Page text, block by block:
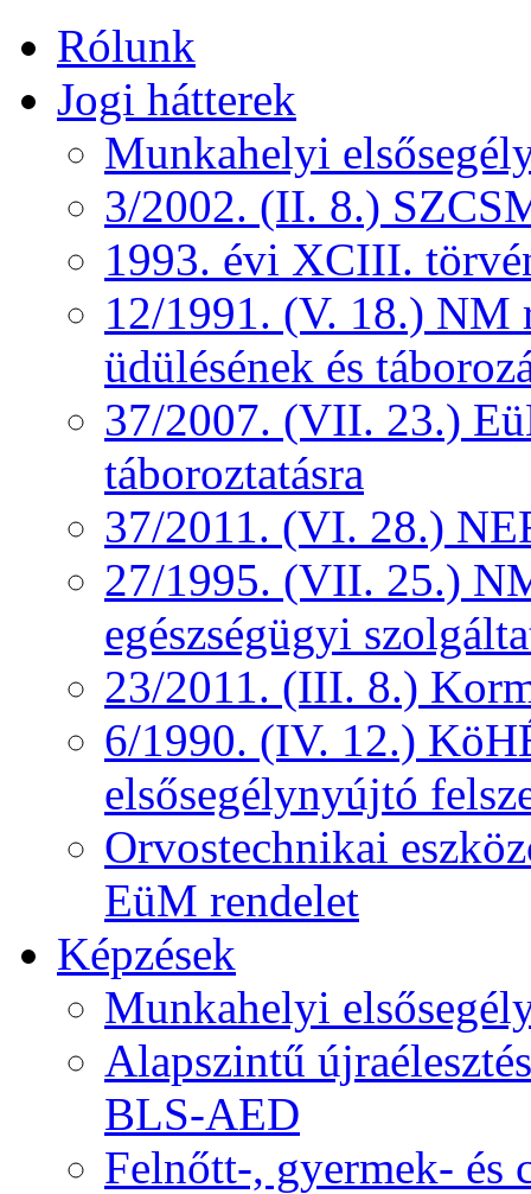
Rólunk
Jogi hátterek
Munkahelyi
3/2002. (II. 8.)
1993. évi XCIII.
12/1991. (V. 18.) NM
üdülésének és
37/2007. (VII. 23.)
táboroztatásra
37/2011. (VI. 28.)
27/1995. (VII. 25.)
egészségügyi
23/2011. (III. 8.)
6/1990. (IV. 12.)
elsősegélynyújtó
Orvostechnikai
EüM rendelet
Képzések
Munkahelyi
Alapszintű
BLS-AED
Felnőtt-, gyermek- és